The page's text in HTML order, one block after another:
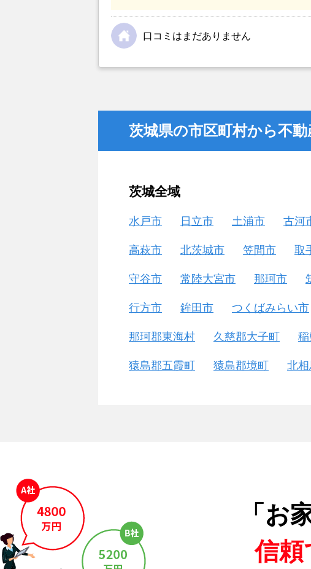
口コミはまだありません
茨城県の市区町村から不
茨城全域
水戸市 日立市 土浦市 古河
高萩市 北茨城市 笠間市 取
守谷市 常陸大宮市 那珂市
行方市 鉾田市 つくばみらい市
那珂郡東海村 久慈郡大子町
猿島郡五霞町 猿島郡境町 北相
「お
信頼